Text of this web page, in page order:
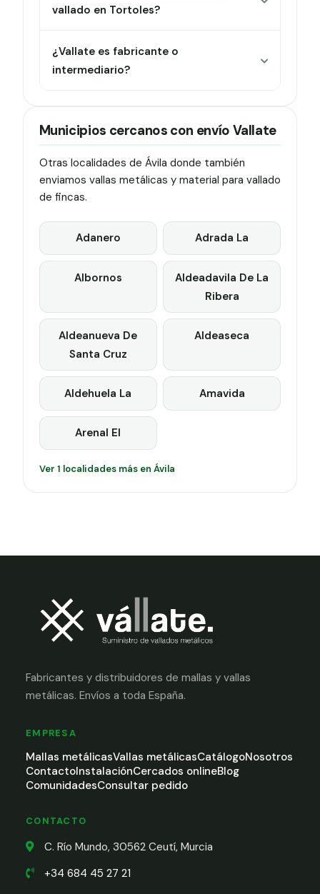
vallado en Tortoles?
¿Vallate es fabricante o
intermediario?
Municipios cercanos con envío Vallate
Otras localidades de Ávila donde también
enviamos vallas metálicas y material para vallado
de fincas.
Adanero Adrada La
Albornos
Aldeadavila De La
Ribera
Aldeanueva De
Santa Cruz
Aldeaseca
Aldehuela La Amavida
Arenal El
Ver 1 localidades más en Ávila
Fabricantes y distribuidores de mallas y vallas
metálicas. Envíos a toda España.
EMPRESA
Mallas metálicasVallas metálicasCatálogoNosotros
ContactoInstalaciónCercados onlineBlog
ComunidadesConsultar pedido
CONTACTO
C. Río Mundo, 30562 Ceutí, Murcia
+34 684 45 27 21